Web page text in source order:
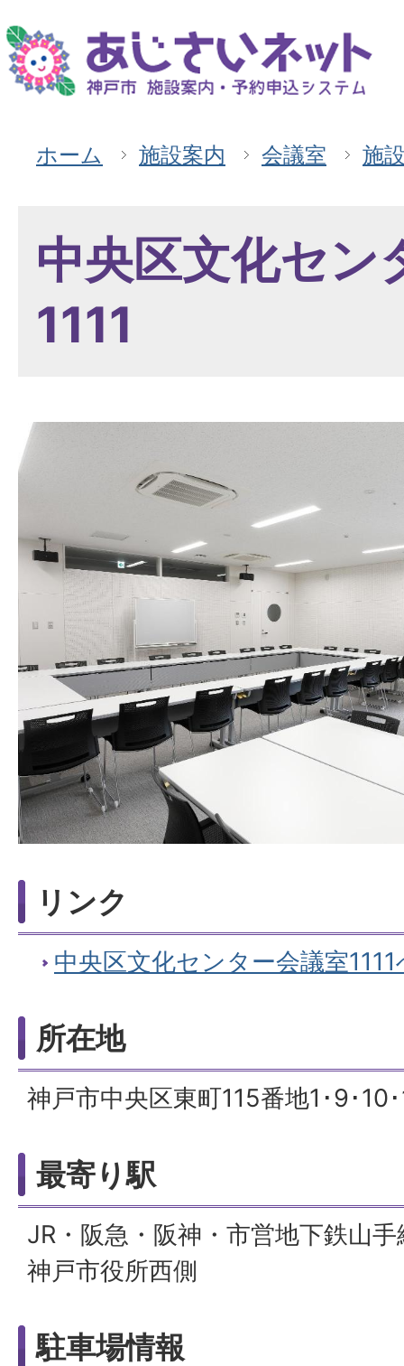
ホーム 施設案内 会議室 施
中央区文化セン
1111
リンク
中央区文化センター会議室
所在地
神戸市中央区東町115番地1･9･10
最寄り駅
JR・阪急・阪神・市営地下鉄山
神戸市役所西側
駐車場情報